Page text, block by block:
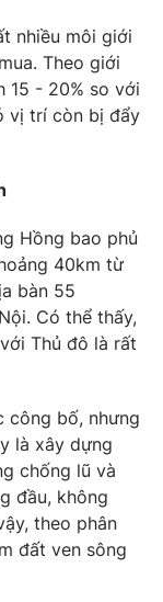
Quốc Thắng,
932
nhiều môi giới
Theo giới
15 - 20% so với
vị trí còn bị đẩy
Hồng bao phủ
40km từ
bàn 55
Có thể thấy,
Thủ đô là rất
công bố, nhưng
là xây dựng
chống lũ và
đầu, không
theo phân
đất ven sông